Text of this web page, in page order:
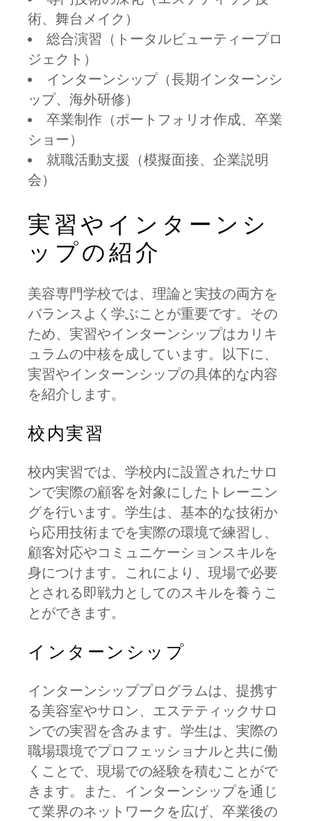
術、舞台メイク）
総合演習（トータルビューティープロ
ジェクト）
インターンシップ（長期インターンシ
ップ、海外研修）
卒業制作（ポートフォリオ作成、卒業
ショー）
就職活動支援（模擬面接、企業説明
会）
実習やインターンシ
ップの紹介
美容専門学校では、理論と実技の両方を
バランスよく学ぶことが重要です。その
ため、実習やインターンシップはカリキ
ュラムの中核を成しています。以下に、
実習やインターンシップの具体的な内容
を紹介します。
校内実習
校内実習では、学校内に設置されたサロ
ンで実際の顧客を対象にしたトレーニン
グを行います。学生は、基本的な技術か
ら応用技術までを実際の環境で練習し、
顧客対応やコミュニケーションスキルを
身につけます。これにより、現場で必要
とされる即戦力としてのスキルを養うこ
とができます。
インターンシップ
インターンシッププログラムは、提携す
る美容室やサロン、エステティックサロ
ンでの実習を含みます。学生は、実際の
職場環境でプロフェッショナルと共に働
くことで、現場での経験を積むことがで
きます。また、インターンシップを通じ
て業界のネットワークを広げ、卒業後の